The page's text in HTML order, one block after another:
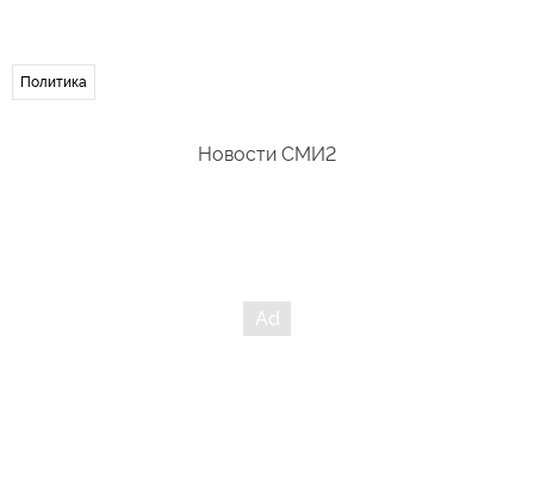
Политика
Новости СМИ2